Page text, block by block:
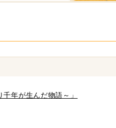
年が生んだ物語～」